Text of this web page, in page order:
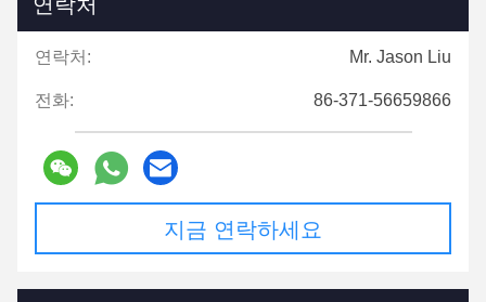
연락처: Mr. Jason Liu
전화: 86-371-56659866
지금 연락하세요